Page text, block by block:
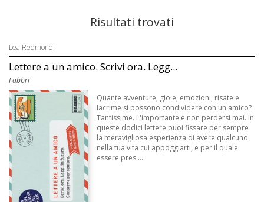
Risultati trovati
Lea Redmond
Lettere a un amico. Scrivi ora. Legg...
Fabbri
Quante avventure, gioie, emozioni, risate e
lacrime si possono condividere con un amico?
Tantissime. L'importante è non perdersi mai. In
queste dodici lettere puoi fissare per sempre
la meravigliosa esperienza di avere qualcuno
nella tua vita cui appoggiarti, e per il quale
essere pres ...